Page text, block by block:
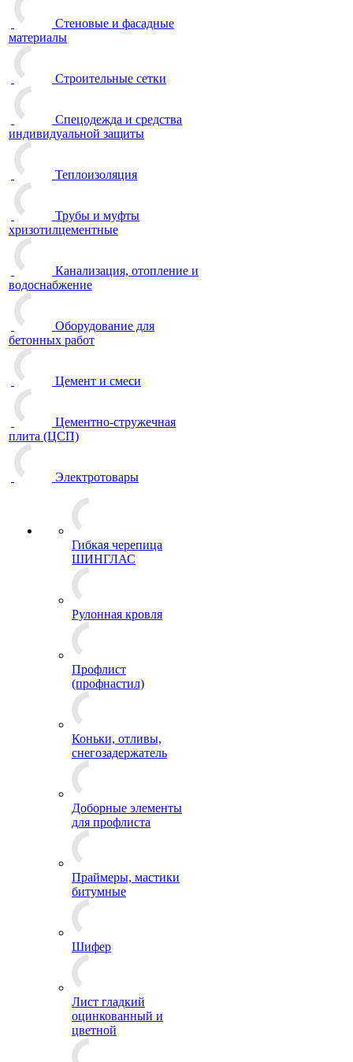
Стеновые и фасадные
материалы
Строительные сетки
Спецодежда и средства
индивидуальной защиты
Теплоизоляция
Трубы и муфты
хризотилцементные
Канализация, отопление и
водоснабжение
Оборудование для
бетонных работ
Цемент и смеси
Цементно-стружечная
плита (ЦСП)
Электротовары
Гибкая черепица
ШИНГЛАС
Рулонная кровля
Профлист
(профнастил)
Коньки, отливы,
снегозадержатель
Доборные элементы
для профлиста
Праймеры, мастики
битумные
Шифер
Лист гладкий
оцинкованный и
цветной